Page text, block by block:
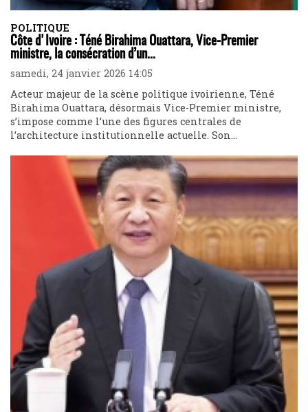
POLITIQUE
Côte d'Ivoire : Téné Birahima Ouattara, Vice-Premier
ministre, la consécration d’un...
samedi, 24 janvier 2026 14:05
Acteur majeur de la scène politique ivoirienne, Téné
Birahima Ouattara, désormais Vice-Premier ministre,
s’impose comme l’une des figures centrales de
l’architecture institutionnelle actuelle. Son...